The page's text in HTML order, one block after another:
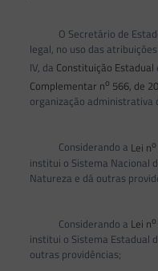
O Secretário de Estado
legal, no uso das
IV, da Constituição Estadual
Complementar no 566, de
organização administrativa
Considerando a Lei no
institui o Sistema Nacional
Natureza e dá outras
Considerando a Lei no
institui o Sistema Estadual
outras providências;